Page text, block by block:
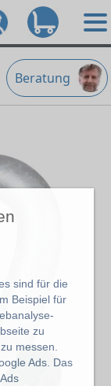
sind für die
Beispiel für
zu
messen.
Ads. Das
Beratung